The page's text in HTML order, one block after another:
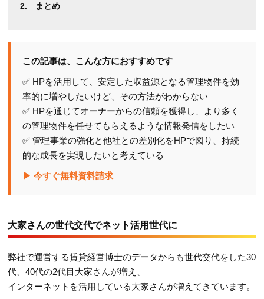
まとめ
この記事は、こんな方におすすめです
✅ HPを活用して、安定した収益源となる管理物件を効
率的に増やしたいけど、その方法がわからない
✅ HPを通じてオーナーからの信頼を獲得し、より多く
の管理物件を任せてもらえるような情報発信をしたい
✅ 管理事業の強化と他社との差別化をHPで図り、持続
的な成長を実現したいと考えている
▶ 今すぐ無料資料請求
大家さんの世代交代でネット活用世代に
弊社で運営する賃貸経営博士のデータからも世代交代をした30
代、40代の2代目大家さんが増え、
インターネットを活用している大家さんが増えてきています。